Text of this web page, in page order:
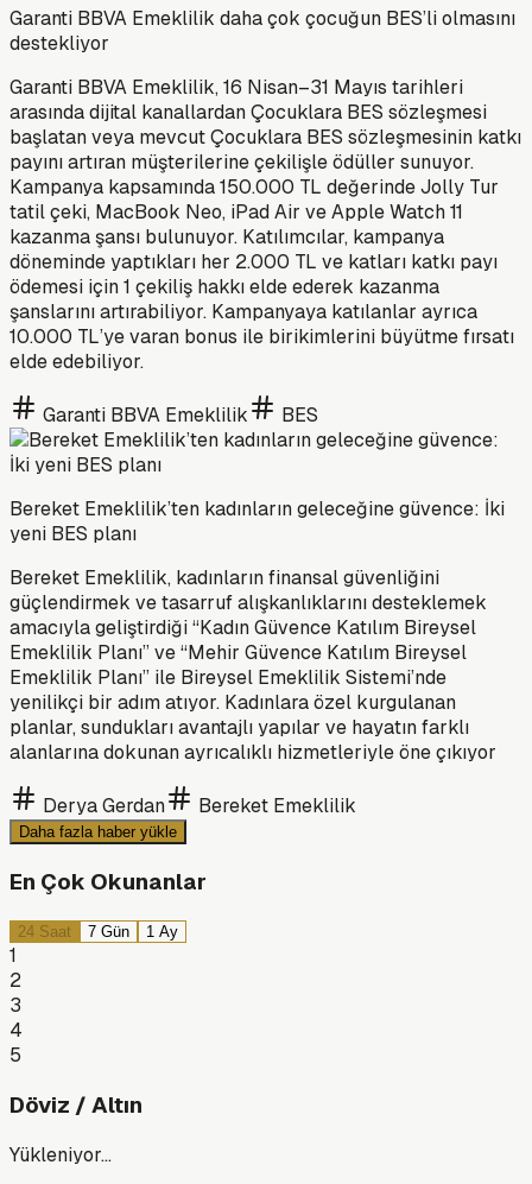
Garanti BBVA Emeklilik daha çok çocuğun BES’li olmasını
destekliyor
Garanti BBVA Emeklilik, 16 Nisan–31 Mayıs tarihleri
arasında dijital kanallardan Çocuklara BES sözleşmesi
başlatan veya mevcut Çocuklara BES sözleşmesinin katkı
payını artıran müşterilerine çekilişle ödüller sunuyor.
Kampanya kapsamında 150.000 TL değerinde Jolly Tur
tatil çeki, MacBook Neo, iPad Air ve Apple Watch 11
kazanma şansı bulunuyor. Katılımcılar, kampanya
döneminde yaptıkları her 2.000 TL ve katları katkı payı
ödemesi için 1 çekiliş hakkı elde ederek kazanma
şanslarını artırabiliyor. Kampanyaya katılanlar ayrıca
10.000 TL’ye varan bonus ile birikimlerini büyütme fırsatı
elde edebiliyor.
Garanti BBVA Emeklilik BES
Bereket Emeklilik’ten kadınların geleceğine güvence: İki
yeni BES planı
Bereket Emeklilik, kadınların finansal güvenliğini
güçlendirmek ve tasarruf alışkanlıklarını desteklemek
amacıyla geliştirdiği “Kadın Güvence Katılım Bireysel
Emeklilik Planı” ve “Mehir Güvence Katılım Bireysel
Emeklilik Planı” ile Bireysel Emeklilik Sistemi’nde
yenilikçi bir adım atıyor. Kadınlara özel kurgulanan
planlar, sundukları avantajlı yapılar ve hayatın farklı
alanlarına dokunan ayrıcalıklı hizmetleriyle öne çıkıyor
Derya Gerdan Bereket Emeklilik
Daha fazla haber yükle
En Çok Okunanlar
24 Saat 7 Gün 1 Ay
1
2
3
4
5
Döviz / Altın
Yükleniyor…